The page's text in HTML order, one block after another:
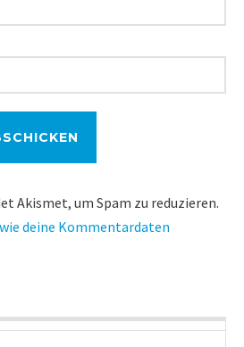
Akismet, um Spam zu reduzieren.
deine Kommentardaten